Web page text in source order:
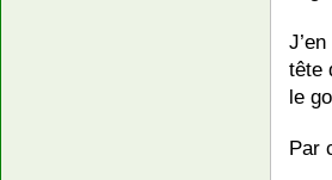
tête
le
Par